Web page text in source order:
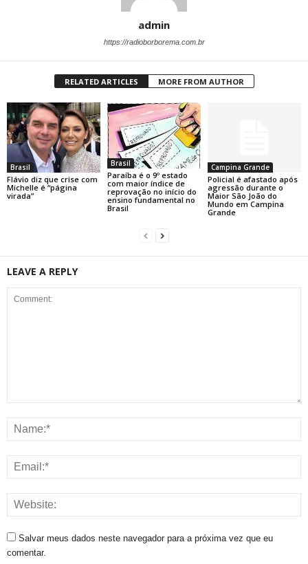
admin
https://radioborborema.com.br
RELATED ARTICLES MORE FROM AUTHOR
Brasil
Flávio diz que crise com
Michelle é “página
virada”
Brasil
Paraíba é o 9º estado
com maior índice de
reprovação no início do
ensino fundamental no
Brasil
Campina Grande
Policial é afastado após
agressão durante o
Maior São João do
Mundo em Campina
Grande
LEAVE A REPLY
Salvar meus dados neste navegador para a próxima vez que eu
comentar.